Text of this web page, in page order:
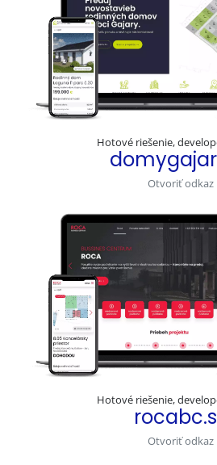
Hotové riešenie,
Otvoriť odkaz
Hotové riešenie,
Otvoriť odkaz